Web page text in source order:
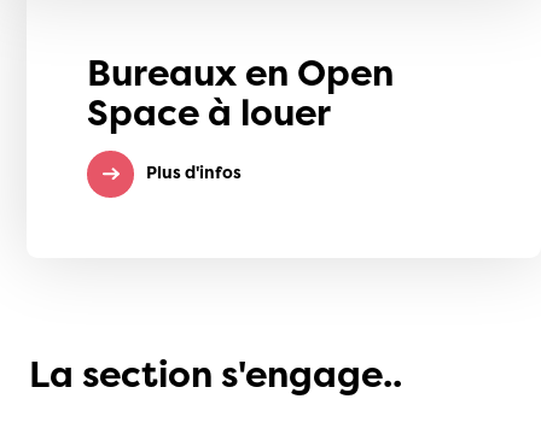
Bureaux en Open
Space à louer
Plus d'infos
La section s'engage..